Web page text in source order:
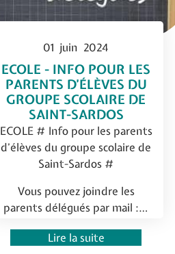
01 juin 2024
ECOLE - INFO POUR LES
PARENTS D’ÉLÈVES DU
GROUPE SCOLAIRE DE
SAINT-SARDOS
ECOLE # Info pour les parents
d’élèves du groupe scolaire de
Saint-Sardos #
Vous pouvez joindre les
parents délégués par mail :…
Lire la suite